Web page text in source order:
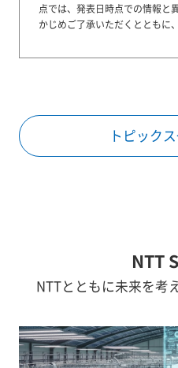
点では、発表日時点での情報と
かじめご了承いただくとともに
トピック
NTT
NTTとともに未来を考